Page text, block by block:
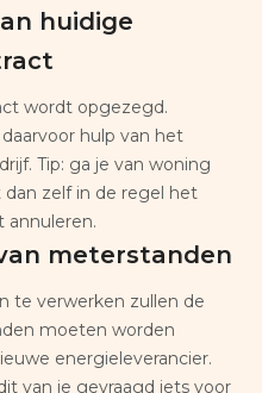
huidige
wordt opgezegd.
hulp van het
Tip: ga je van woning
dan zelf in de regel het
annuleren.
meterstanden
te verwerken zullen de
moeten worden
energieleverancier.
van je gevraagd iets voor